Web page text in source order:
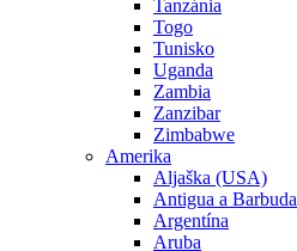
Tanzánia
Togo
Tunisko
Uganda
Zambia
Zanzibar
Zimbabwe
Amerika
Aljaška (USA)
Antigua a Barbuda
Argentína
Aruba